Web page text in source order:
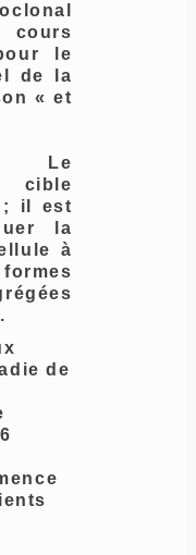
le
de la
« et
Le
cible
; il est
la
à
.
de